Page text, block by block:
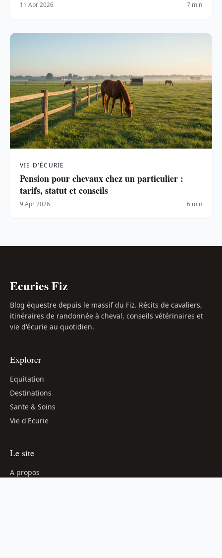
11 Apr 2026 7 min
VIE D'ÉCURIE
Pension pour chevaux chez un particulier :
tarifs, statut et conseils
9 Apr 2026 6 min
Ecuries Fiz
Blog équestre depuis le massif du Fiz. Récits de cavaliers,
itinéraires de randonnée à cheval, conseils vétérinaires et
vie d'écurie au quotidien.
Explorer
Equitation
Destinations
Sante & Soins
Vie d'Ecurie
Le site
A propos